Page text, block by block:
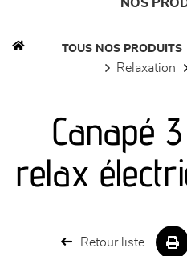
NOS
séjours
meubles de complément
TOUS NOS PRODUITS
relaxation
Canapé
relax
Retour liste